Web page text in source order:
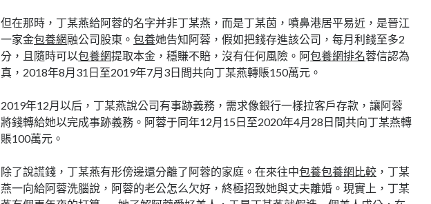
但在那時，丁某燕給阿蓉的名字并非丁某燕，而是丁某茵，噴鼻港居平易近，是晉江
一家金包養網融公司股東。包養她告知阿蓉，假如把錢存進該公司，每月利錢至多2
分，且隨時可以包養網提取本金，穩賺不賠，沒有任何風險。阿包養網排名蓉信認為
真，2018年8月31日至2019年7月3日間共向丁某燕轉賬150萬元。
2019年12月以后，丁某燕說公司有事跡義務，需求像銀行一樣拉客戶存款，讓阿蓉
將錢轉給她以完成事跡義務。阿蓉于同年12月15日至2020年4月28日間共向丁某燕轉
賬100萬元。
除了說謊錢，丁某燕有形傍邊還分離了阿蓉的家庭。在來往中包養包養網比較 ，丁某
燕一向給阿蓉洗腦說，阿蓉的老公怎么欠好，終極招致她與丈夫離婚。現實上，丁某